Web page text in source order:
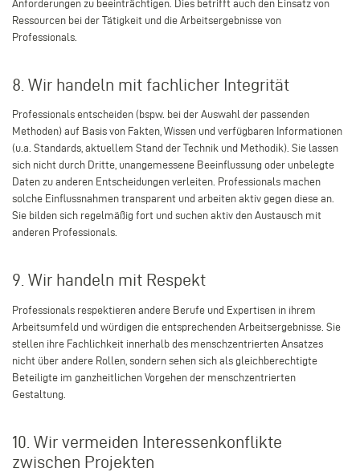
Anforderungen zu beeinträchtigen. Dies betrifft auch den Einsatz von
Ressourcen bei der Tätigkeit und die Arbeitsergebnisse von
Professionals.
8. Wir handeln mit fachlicher Integrität
Professionals entscheiden (bspw. bei der Auswahl der passenden
Methoden) auf Basis von Fakten, Wissen und verfügbaren Informationen
(u.a. Standards, aktuellem Stand der Technik und Methodik). Sie lassen
sich nicht durch Dritte, unangemessene Beeinflussung oder unbelegte
Daten zu anderen Entscheidungen verleiten. Professionals machen
solche Einflussnahmen transparent und arbeiten aktiv gegen diese an.
Sie bilden sich regelmäßig fort und suchen aktiv den Austausch mit
anderen Professionals.
9. Wir handeln mit Respekt
Professionals respektieren andere Berufe und Expertisen in ihrem
Arbeitsumfeld und würdigen die entsprechenden Arbeitsergebnisse. Sie
stellen ihre Fachlichkeit innerhalb des menschzentrierten Ansatzes
nicht über andere Rollen, sondern sehen sich als gleichberechtigte
Beteiligte im ganzheitlichen Vorgehen der menschzentrierten
Gestaltung.
10. Wir vermeiden Interessenkonflikte
zwischen Projekten